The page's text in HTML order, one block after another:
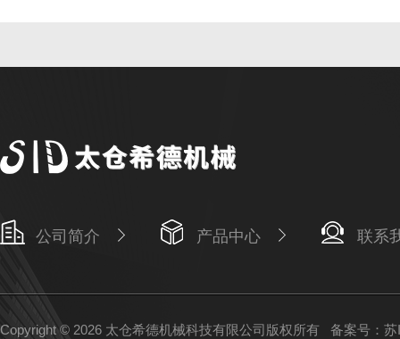
公司简介 产品中心 联系
Copyright © 2026 太仓希德机械科技有限公司版权所有 备案号：